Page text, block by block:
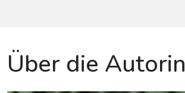
Über die Autorin